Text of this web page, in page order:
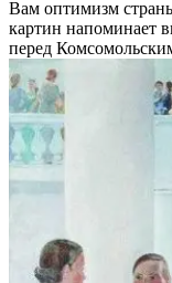
Вам оптимизм
картин напоминает
перед